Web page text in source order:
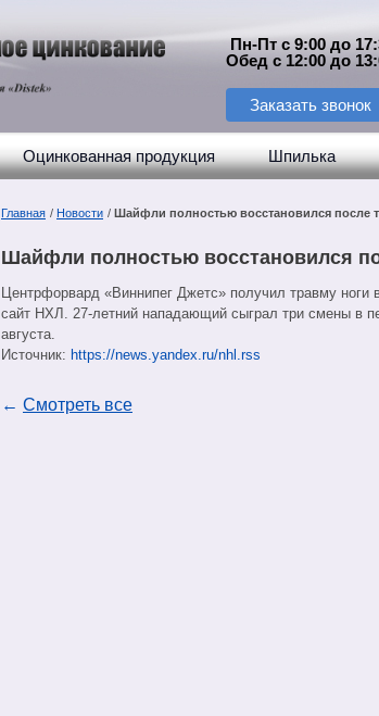
Пн-Пт с 9:00 до
Обед с 12:00 до
Заказать звонок
Оцинкованная продукция Шпилька
Главная / Новости / Шайфли полностью восстановился после
Шайфли полностью восстановился
Центрфорвард «Виннипег Джетс» получил травму
сайт НХЛ. 27-летний нападающий сыграл три смены в
августа.
Источник: https://news.yandex.ru/nhl.rss
← Смотреть все